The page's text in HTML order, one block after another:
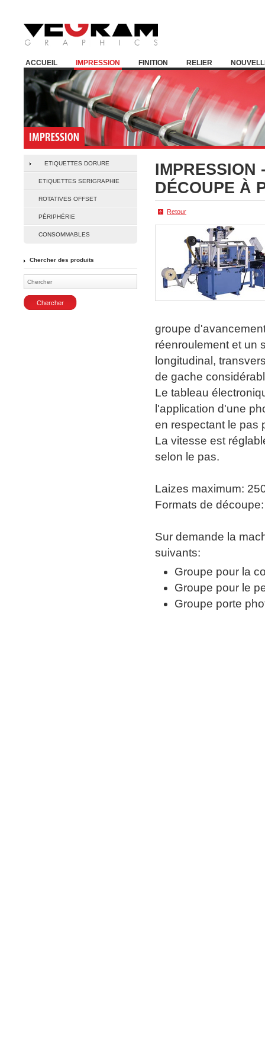
ACCUEIL IMPRESSION FINITION RELIER
ETIQUETTES DORURE
ETIQUETTES SERIGRAPHIE
ROTATIVES OFFSET
PÉRIPHÉRIE
CONSOMMABLES
Chercher des produits
IMPRESSION
DÉCOUPE À
Retour
groupe
réenroulement et un
longitudinal,
de gache
Le tableau
l'application d'une
en respectant le pas
La vitesse est
selon le pas.
Laizes maximum:
Formats de
Sur demande la
suivants:
Groupe pour la
Groupe pour le
Groupe porte